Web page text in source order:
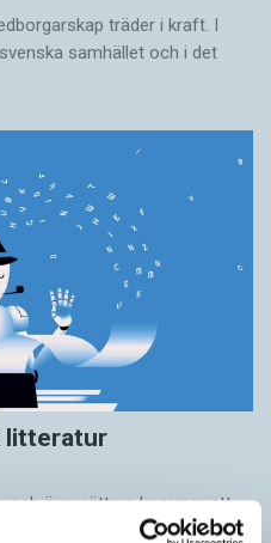
träder i kraft. I
samhället och i det
litteratur
och översättare ­kommer att
kan beskrivas som